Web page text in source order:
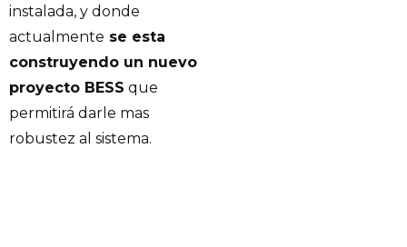
instalada, y donde
actualmente se esta
construyendo un nuevo
proyecto BESS que
permitirá darle mas
robustez al sistema.